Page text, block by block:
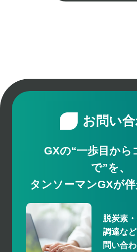
お問い
GXの“一歩目から
で”を、
タンソーマンGXが伴
脱炭素
調達な
問い合